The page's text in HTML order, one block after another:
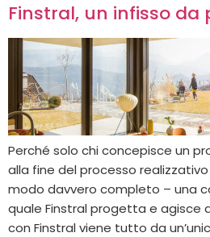
Finstral, un infisso da
Perché solo chi concepisce un
alla fine del processo
modo davvero completo – una
quale Finstral progetta e agisce
con Finstral viene tutto da